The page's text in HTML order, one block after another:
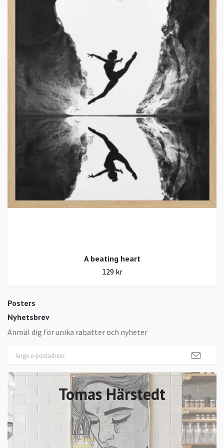
Posters
Nyhetsbrev
Anmäl dig för unika rabatter och nyheter
Tomas Härstedt
A beating heart
129 kr